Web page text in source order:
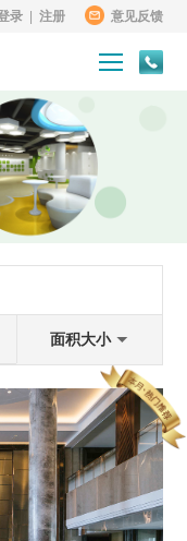
录 注册 意见反馈
面积大小
| 混搭风